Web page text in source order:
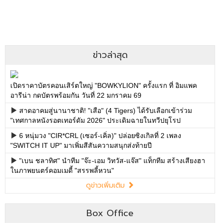
ข่าวล่าสุด
เปิดราคาบัตรคอนเสิร์ตใหญ่ "BOWKYLION" ครั้งแรก ที่ อิมแพค
อารีน่า กดบัตรพร้อมกัน วันที่ 22 มกราคม 69
สาดอาคมสู่นานาชาติ! "เสือ" (4 Tigers) ได้รับเลือกเข้าร่วม
"เทศกาลหนังรอตเทอร์ดัม 2026" ประเดิมฉายในทวีปยุโรป
6 หนุ่มวง "CIR*CRL (เซอร์-เคิ่ล)" ปล่อยซิงเกิลที่ 2 เพลง
"SWITCH IT UP" มาเพิ่มสีสันความสนุกส่งท้ายปี
"เบน ชลาทิศ" นำทีม "จ๊ะ-เอม วิทวัส-แจ๊ส" แท็กทีม สร้างเสียงฮา
ในภาพยนตร์คอมเมดี้ "สรรพลี้หวน"
ดูข่าวเพิ่มเติม
Box Office